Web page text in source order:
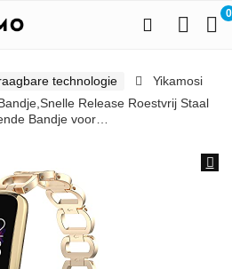
0
technologie
Yikamosi
Release Roestvrij Staal
Bandje voor…